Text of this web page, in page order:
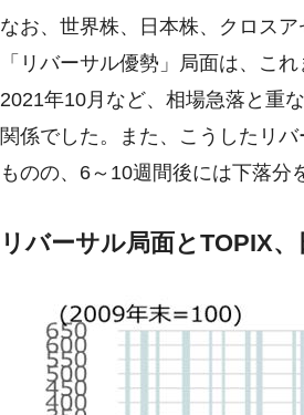
なお、世界株、日本株、クロス
「リバーサル優勢」局面は、こ
2021年10月など、相場急落と重
関係でした。また、こうしたリ
ものの、6～10週間後には下落分
リバーサル局面とTOPIX